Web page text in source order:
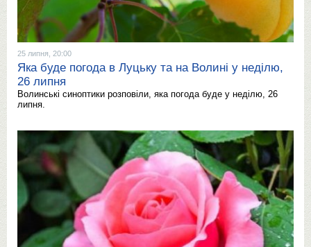
25 липня, 20:00
Яка буде погода в Луцьку та на Волині у неділю,
26 липня
Волинські синоптики розповіли, яка погода буде у неділю, 26
липня.